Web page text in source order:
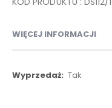
WIĘCEJ INFORMACJI
Więcej
Tak